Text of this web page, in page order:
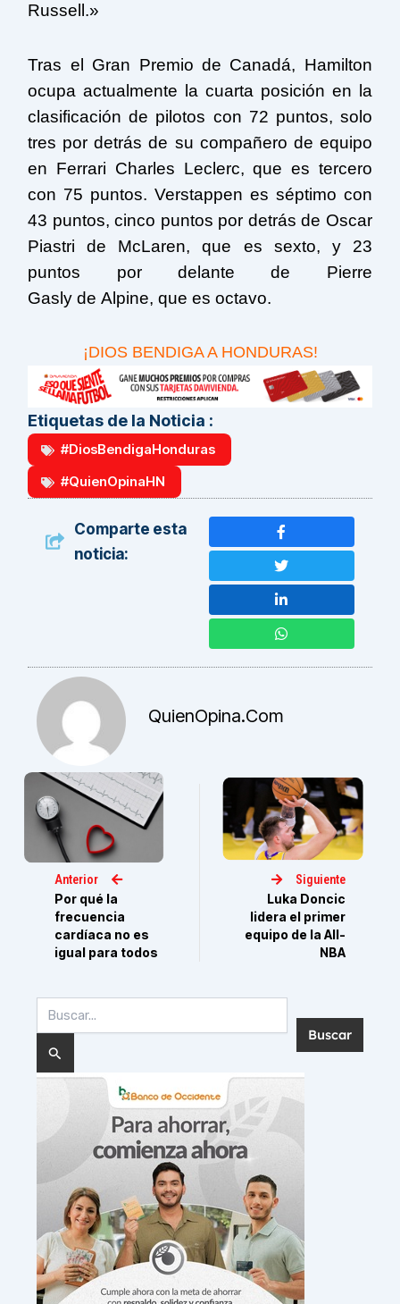
Russell.»
Tras el Gran Premio de Canadá, Hamilton
ocupa actualmente la cuarta posición en la
clasificación de pilotos con 72 puntos, solo
tres por detrás de su compañero de equipo
en Ferrari Charles Leclerc, que es tercero
con 75 puntos. Verstappen es séptimo con
43 puntos, cinco puntos por detrás de Oscar
Piastri de McLaren, que es sexto, y 23
puntos por delante de Pierre
Gasly de Alpine, que es octavo.
¡DIOS BENDIGA A HONDURAS!
Etiquetas de la Noticia :
#DiosBendigaHonduras
#QuienOpinaHN
Comparte esta
noticia:
QuienOpina.com
Anterior
Por qué la
frecuencia
cardíaca no es
igual para todos
Siguiente
Luka Doncic
lidera el primer
equipo de la All-
NBA
por: